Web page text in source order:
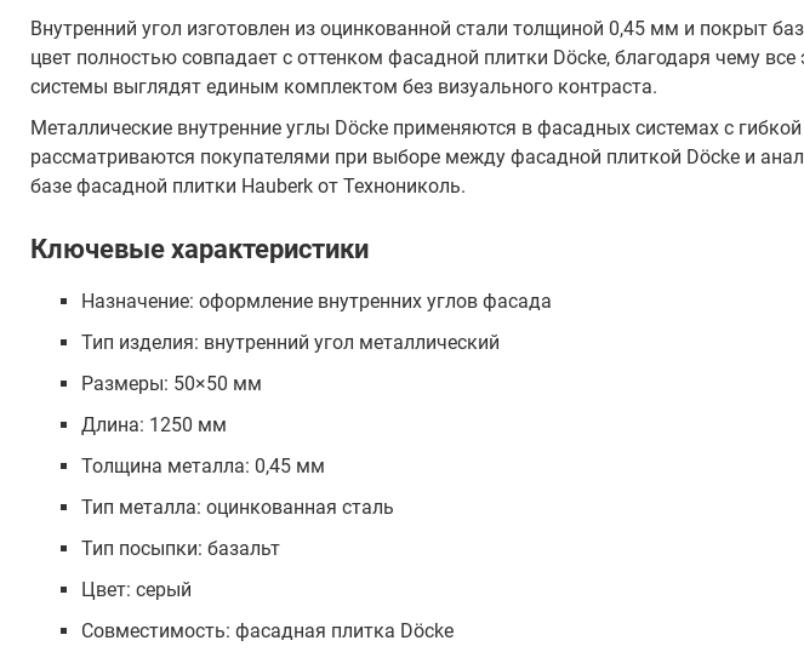
Внутренний угол изготовлен из оцинкованной стали толщиной 0,45 мм и покрыт
цвет полностью совпадает с оттенком фасадной плитки Döcke, благодаря чему
системы выглядят единым комплектом без визуального контраста.
Металлические внутренние углы Döcke применяются в фасадных системах с
рассматриваются покупателями при выборе между фасадной плиткой Döcke и
базе фасадной плитки Hauberk от Технониколь.
Ключевые характеристики
Назначение: оформление внутренних углов фасада
Тип изделия: внутренний угол металлический
Размеры: 50×50 мм
Длина: 1250 мм
Толщина металла: 0,45 мм
Тип металла: оцинкованная сталь
Тип посыпки: базальт
Цвет: серый
Совместимость: фасадная плитка Döcke